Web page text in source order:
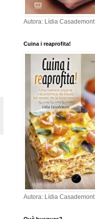
Autora: Lídia Casademont
Cuina i reaprofita!
Autora: Lídia Casademont